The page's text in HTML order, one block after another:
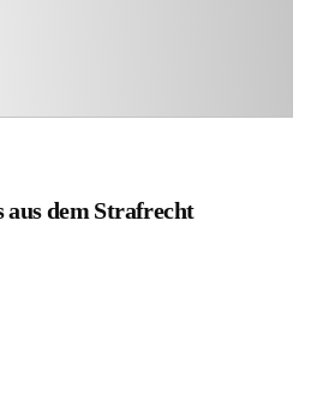
aus dem Strafrecht